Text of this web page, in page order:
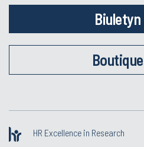
Biuletyn
Boutique
HR Excellence in Research